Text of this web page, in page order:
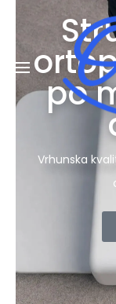
Posebna
kolekciju
po
Vrhunska